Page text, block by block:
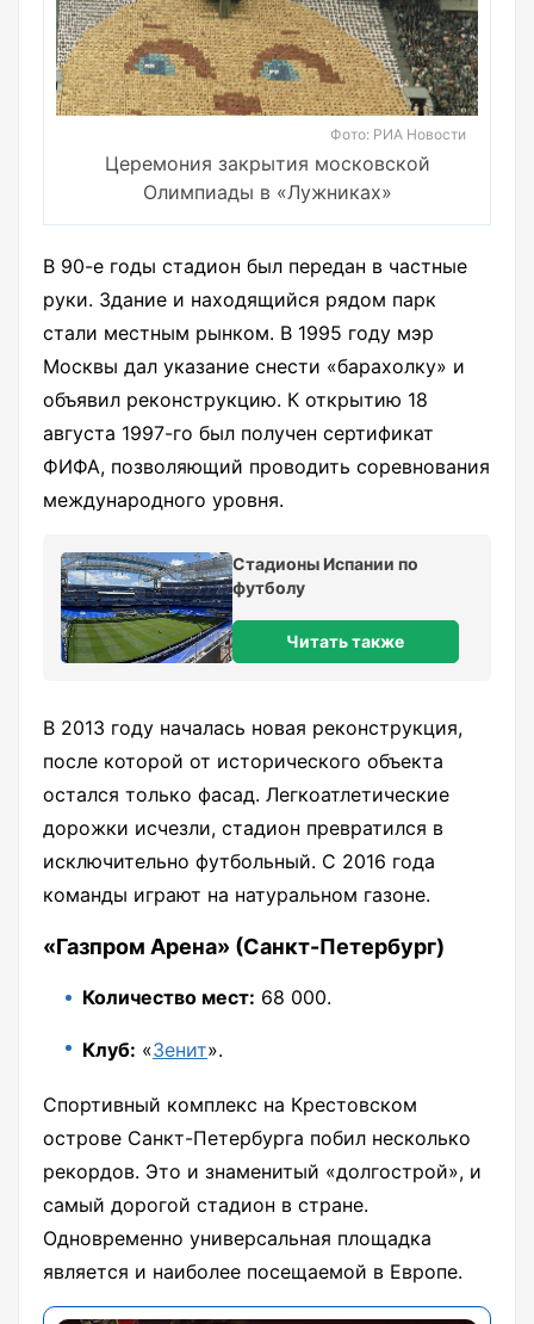
Фото: РИА Новости
Церемония закрытия московской
Олимпиады в «Лужниках»
В 90-е годы стадион был передан в частные
руки. Здание и находящийся рядом парк
стали местным рынком. В 1995 году мэр
Москвы дал указание снести «барахолку» и
объявил реконструкцию. К открытию 18
августа 1997-го был получен сертификат
ФИФА, позволяющий проводить соревнования
международного уровня.
Стадионы Испании по
футболу
Читать также
В 2013 году началась новая реконструкция,
после которой от исторического объекта
остался только фасад. Легкоатлетические
дорожки исчезли, стадион превратился в
исключительно футбольный. С 2016 года
команды играют на натуральном газоне.
«Газпром Арена» (Санкт-Петербург)
Количество мест: 68 000.
Клуб: «Зенит».
Спортивный комплекс на Крестовском
острове Санкт-Петербурга побил несколько
рекордов. Это и знаменитый «долгострой», и
самый дорогой стадион в стране.
Одновременно универсальная площадка
является и наиболее посещаемой в Европе.